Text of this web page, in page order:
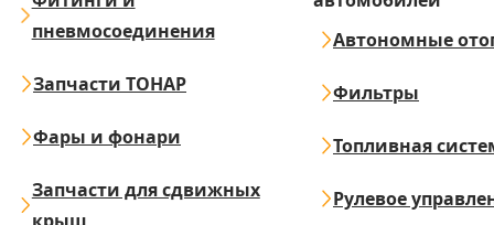
пневмосоединения
Запчасти ТОНАР
Фары и фонари
Запчасти для сдвижных
Автономные
Фильтры
Топливная
Рулевое